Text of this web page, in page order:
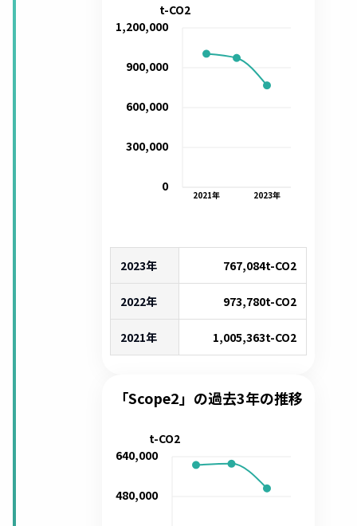
2021年 2023年
0
300,000
600,000
900,000
1,200,000
t-CO2
2023年 767,084t-CO2
2022年 973,780t-CO2
2021年 1,005,363t-CO2
「Scope2」の過去3年の推移
480,000
640,000
t-CO2